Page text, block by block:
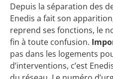
Depuis la séparation des
Enedis a fait son
reprend ses fonctions, le
fin à toute confusion.
pas dans les logements
d’interventions, c’est